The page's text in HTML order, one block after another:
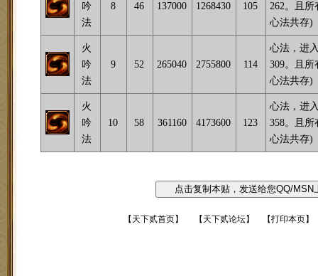
吟
法
8 46 137000 1268430 105
262。且
心法共存)
火
吟
法
9 52 265040 2755800 114
心法，进
309。且
心法共存)
火
吟
法
10 58 361160 4173600 123
心法，进
358。且
心法共存)
【 天下贰首页】 【 天下贰论坛】 【打印本页